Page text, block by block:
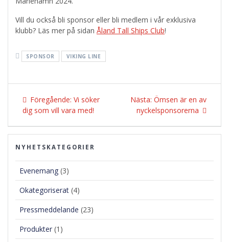
Vill du också bli sponsor eller bli medlem i vår exklusiva
klubb? Läs mer på sidan Åland Tall Ships Club!
SPONSOR VIKING LINE
Inläggsnavigering
Föregående: Föregående
inlägg:
Vi söker
dig som vill vara med!
Nästa: Nästa
inlägg:
Ömsen är en av
nyckelsponsorerna
NYHETSKATEGORIER
Evenemang (3)
Okategoriserat (4)
Pressmeddelande (23)
Produkter (1)